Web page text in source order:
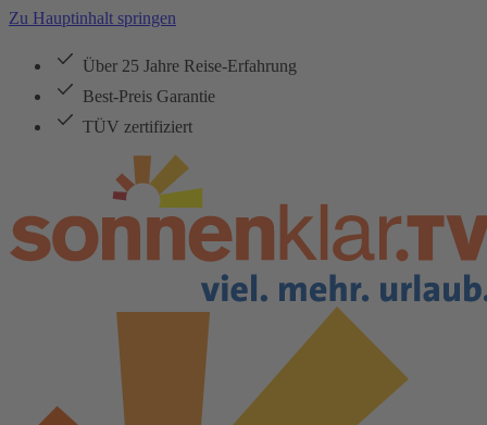
Zu Hauptinhalt springen
Über 25 Jahre Reise-Erfahrung
Best-Preis Garantie
TÜV zertifiziert